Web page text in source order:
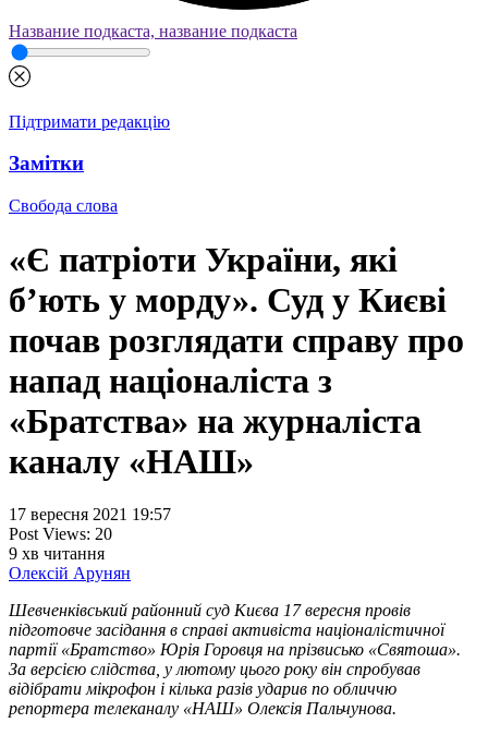
Название подкаста, название подкаста
Підтримати редакцію
Замітки
Свобода слова
«Є патріоти України, які
б’ють у морду». Суд у Києві
почав розглядати справу про
напад націоналіста з
«Братства» на журналіста
каналу «НАШ»
17 вересня 2021 19:57
Post Views: 20
9 хв читання
Олексій Арунян
Шевченківський районний суд Києва 17 вересня провів
підготовче засідання в справі активіста націоналістичної
партії «Братство» Юрія Горовця на прізвисько «Святоша».
За версією слідства, у лютому цього року він спробував
відібрати мікрофон і кілька разів ударив по обличчю
репортера телеканалу «НАШ» Олексія Пальчунова.